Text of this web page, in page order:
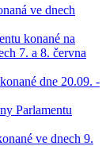
ve dnech
konané na
7. a 8. června
dne 20.09. -
Parlamentu
ve dnech 9.